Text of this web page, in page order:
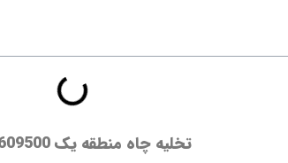
تخلیه چاه منطقه یک